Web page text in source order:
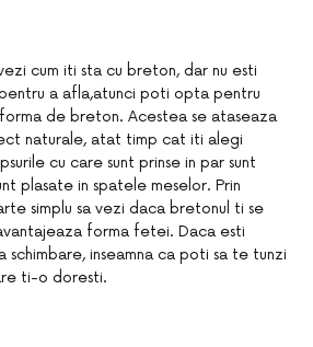
cum iti sta cu breton, dar nu esti
a afla,atunci poti opta pentru
de breton. Acestea se ataseaza
naturale, atat timp cat iti alegi
cu care sunt prinse in par sunt
plasate in spatele meselor. Prin
simplu sa vezi daca bretonul ti se
forma fetei. Daca esti
schimbare, inseamna ca poti sa te tunzi
ti-o doresti.